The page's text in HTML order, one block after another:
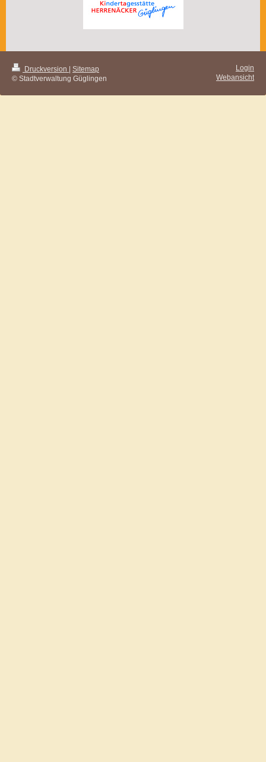
Druckversion
Sitemap
© Stadtverwaltung Güglingen
Login
Webansicht